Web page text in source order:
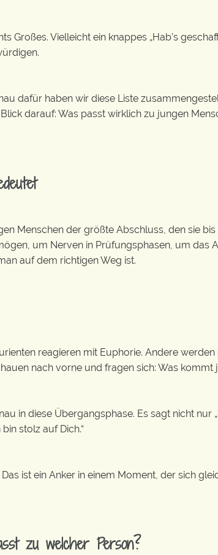
Großes. Vielleicht ein knappes „Hab’s
dafür haben wir diese Liste
darauf: Was passt wirklich zu jungen
Menschen der größte Abschluss, den sie
um Nerven in Prüfungsphasen, um das
auf dem richtigen Weg ist.
reagieren mit Euphorie. Andere
nach vorne und fragen sich: Was kommt
in diese Übergangsphase. Es sagt nicht nur
stolz auf Dich.“
ist ein Anker in einem Moment, der sich
zu welcher Person?